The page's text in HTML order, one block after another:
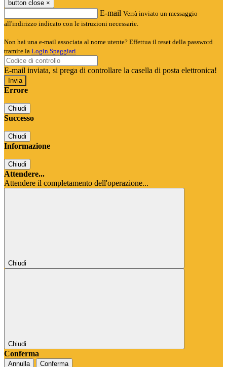
button close ×
E-mail Verrà inviato un messaggio
all'indirizzo indicato con le istruzioni necessarie.
Non hai una e-mail associata al nome utente? Effettua il reset della password
tramite la Login Spaggiari
E-mail inviata, si prega di controllare la casella di posta elettronica!
Errore
Chiudi
Successo
Chiudi
Informazione
Chiudi
Attendere...
Attendere il completamento dell'operazione...
Chiudi
Chiudi
Conferma
Annulla Conferma